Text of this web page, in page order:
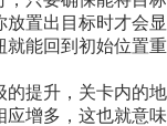
置出目标时才会显
就能回到初始位置重
的提升，关卡内的地
应增多，这也就意味